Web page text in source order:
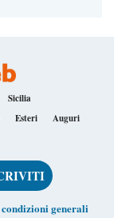
Sicilia
Esteri Auguri
condizioni generali